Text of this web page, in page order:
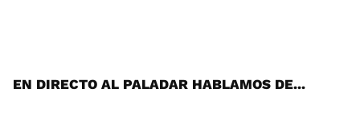
EN DIRECTO AL PALADAR HABLAMOS DE...